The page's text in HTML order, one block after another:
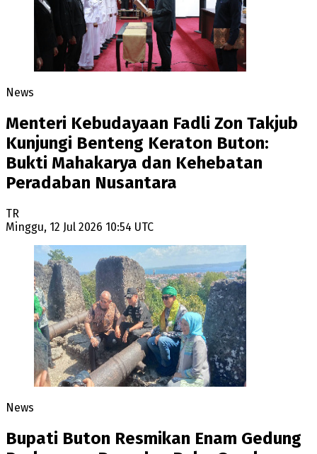
News
Menteri Kebudayaan Fadli Zon Takjub
Kunjungi Benteng Keraton Buton:
Bukti Mahakarya dan Kehebatan
Peradaban Nusantara
TR
Minggu, 12 Jul 2026 10:54 UTC
News
Bupati Buton Resmikan Enam Gedung